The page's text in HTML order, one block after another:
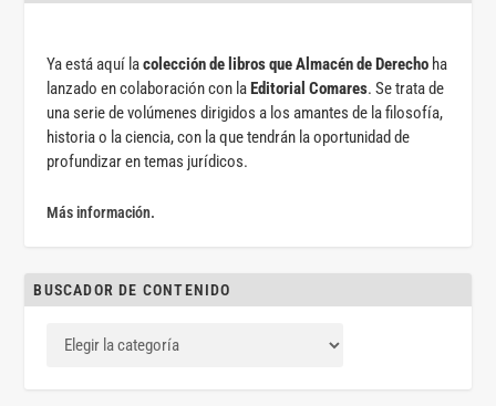
Ya está aquí lacolección de libros que Almacén de Derecho ha
lanzado en colaboración con laEditorial Comares. Se trata de
una serie de volúmenes dirigidos a los amantes de la filosofía,
historia o la ciencia, con la que tendrán la oportunidad de
profundizar en temas jurídicos.
Más información.
BUSCADOR DE CONTENIDO